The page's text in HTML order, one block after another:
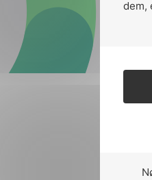
dem,
Forsvar og beredskap
Industri og automatisering
Lavspenning
Maritime elinstallasjoner